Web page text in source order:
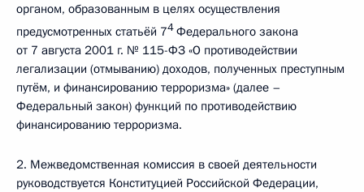
органом, образованным в целях осуществления
предусмотренных статьёй 74Федерального закона
от 7 августа 2001 г. № 115-ФЗ «О противодействии
легализации (отмыванию) доходов, полученных преступным
путём, и финансированию терроризма» (далее –
Федеральный закон) функций по противодействию
финансированию терроризма.
2. Межведомственная комиссия в своей деятельности
руководствуется Конституцией Российской Федерации,